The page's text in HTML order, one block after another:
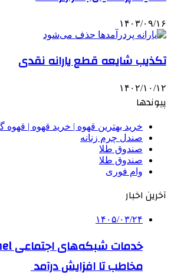
۱۴۰۳/۰۹/۱۶
تکذیب شایعه قطع یارانه نقدی
۱۴۰۲/۱۰/۱۲
پیوندها
خرید بهترین قهوه | خرید قهوه | قهوه
صندل چرم زنانه
صندوق طلا
صندوق طلا
وام فوری
آخرین اخبار
۱۴۰۵/۰۳/۲۴
مخاطب تا افزایش درآمد